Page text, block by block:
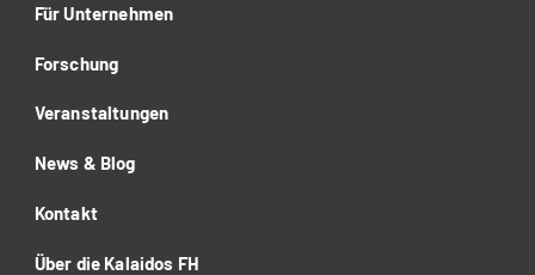
Für Unternehmen
Forschung
Veranstaltungen
News & Blog
Kontakt
Über die Kalaidos FH